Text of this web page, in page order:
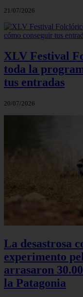
21/07/2026
XLV Festival
toda la
tus entradas
20/07/2026
La desastrosa
experimento
arrasaron
la Patagonia